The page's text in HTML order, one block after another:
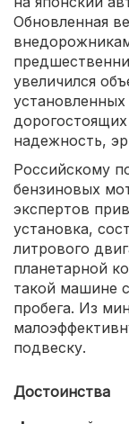
Обновленная
увеличился
надежность,
Российскому
бензиновых
экспертов
установка,
литрового
планетарной
такой машине
пробега. Из
подвеску.
Достоинства